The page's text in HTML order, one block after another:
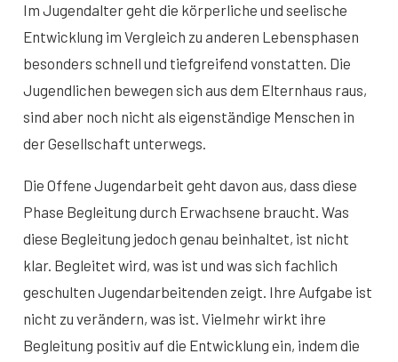
Im Jugendalter geht die körperliche und seelische
Entwicklung im Vergleich zu anderen Lebensphasen
besonders schnell und tiefgreifend vonstatten. Die
Jugendlichen bewegen sich aus dem Elternhaus raus,
sind aber noch nicht als eigenständige Menschen in
der Gesellschaft unterwegs.
Die Offene Jugendarbeit geht davon aus, dass diese
Phase Begleitung durch Erwachsene braucht. Was
diese Begleitung jedoch genau beinhaltet, ist nicht
klar. Begleitet wird, was ist und was sich fachlich
geschulten Jugendarbeitenden zeigt. Ihre Aufgabe ist
nicht zu verändern, was ist. Vielmehr wirkt ihre
Begleitung positiv auf die Entwicklung ein, indem die